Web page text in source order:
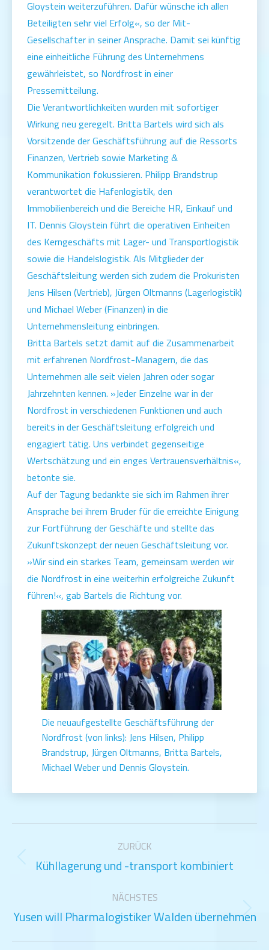
Gloystein weiterzuführen. Dafür wünsche ich allen
Beteiligten sehr viel Erfolg«, so der Mit-
Gesellschafter in seiner Ansprache. Damit sei künftig
eine einheitliche Führung des Unternehmens
gewährleistet, so Nordfrost in einer
Pressemitteilung.
Die Verantwortlichkeiten wurden mit sofortiger
Wirkung neu geregelt. Britta Bartels wird sich als
Vorsitzende der Geschäftsführung auf die Ressorts
Finanzen, Vertrieb sowie Marketing &
Kommunikation fokussieren. Philipp Brandstrup
verantwortet die Hafenlogistik, den
Immobilienbereich und die Bereiche HR, Einkauf und
IT. Dennis Gloystein führt die operativen Einheiten
des Kerngeschäfts mit Lager- und Transportlogistik
sowie die Handelslogistik. Als Mitglieder der
Geschäftsleitung werden sich zudem die Prokuristen
Jens Hilsen (Vertrieb), Jürgen Oltmanns (Lagerlogistik)
und Michael Weber (Finanzen) in die
Unternehmensleitung einbringen.
Britta Bartels setzt damit auf die Zusammenarbeit
mit erfahrenen Nordfrost-Managern, die das
Unternehmen alle seit vielen Jahren oder sogar
Jahrzehnten kennen. »Jeder Einzelne war in der
Nordfrost in verschiedenen Funktionen und auch
bereits in der Geschäftsleitung erfolgreich und
engagiert tätig. Uns verbindet gegenseitige
Wertschätzung und ein enges Vertrauensverhältnis«,
betonte sie.
Auf der Tagung bedankte sie sich im Rahmen ihrer
Ansprache bei ihrem Bruder für die erreichte Einigung
zur Fortführung der Geschäfte und stellte das
Zukunftskonzept der neuen Geschäftsleitung vor.
»Wir sind ein starkes Team, gemeinsam werden wir
die Nordfrost in eine weiterhin erfolgreiche Zukunft
führen!«, gab Bartels die Richtung vor.
Die neuaufgestellte Geschäftsführung der
Nordfrost (von links): Jens Hilsen, Philipp
Brandstrup, Jürgen Oltmanns, Britta Bartels,
Michael Weber und Dennis Gloystein.
Kommentarnavigation
ZURÜCK
Vorheriger
Kühllagerung und -transport kombiniert
NÄCHSTES
Nächster
Yusen will Pharmalogistiker Walden übernehmen